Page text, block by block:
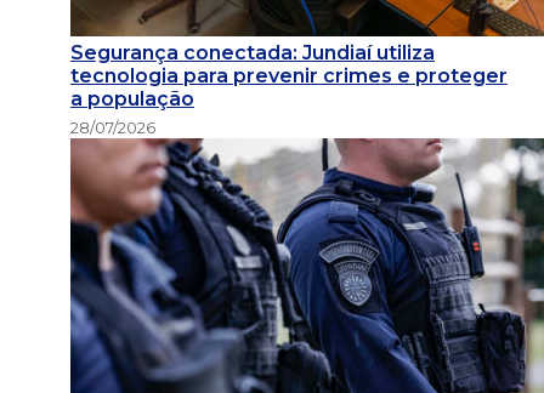
Segurança conectada: Jundiaí utiliza
tecnologia para prevenir crimes e proteger
a população
28/07/2026